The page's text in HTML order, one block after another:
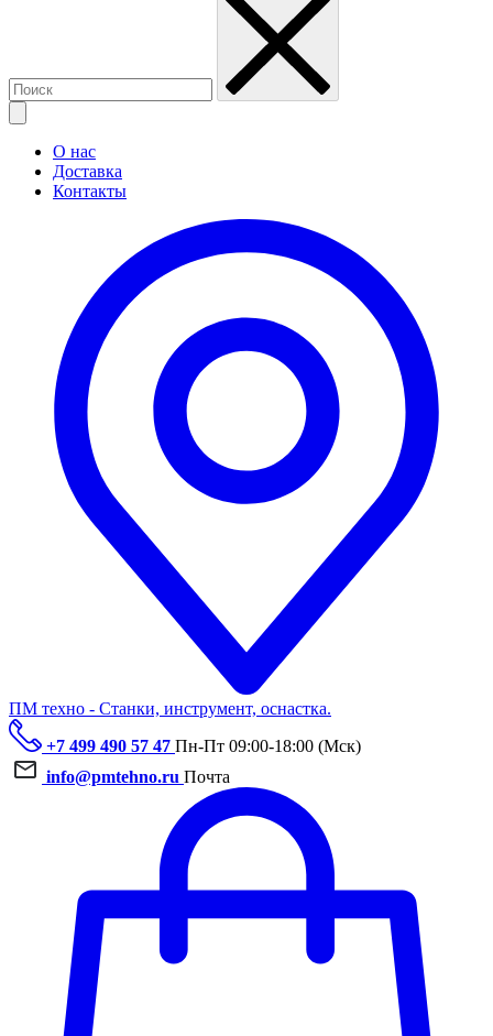
О нас
Доставка
Контакты
ПМ техно - Станки, инструмент, оснастка.
+7 499 490 57 47 Пн-Пт 09:00-18:00 (Мск)
info@pmtehno.ru Почта